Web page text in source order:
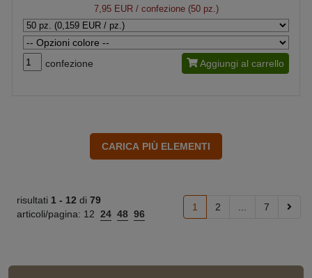
7,95 EUR/ confezione (50 pz.)
confezione Aggiungi al carrello
risultati 1 - 12 di 79
articoli/pagina: 12 24 48 96
1 2 7